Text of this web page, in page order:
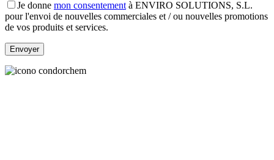
Je donne mon consentementà ENVIRO SOLUTIONS, S.L.
pour l'envoi de nouvelles commerciales et / ou nouvelles promotions
de vos produits et services.